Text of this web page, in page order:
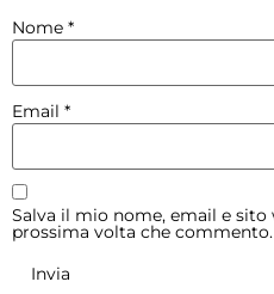
Nome *
Email *
Salva il mio nome, email e
prossima volta che commento.